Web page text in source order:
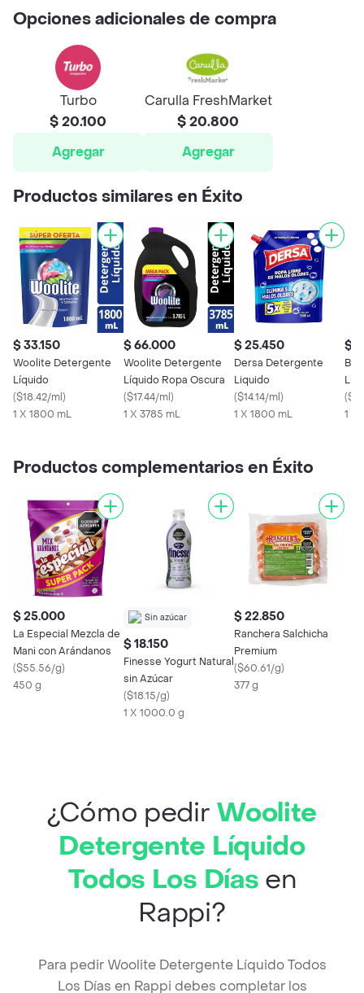
Opciones adicionales de compra
Turbo
$ 20.100
Agregar
Carulla FreshMarket
$ 20.800
Agregar
Productos similares en Éxito
$ 33.150
Woolite Detergente
Líquido
($18.42/ml)
1 X 1800 mL
$ 66.000
Woolite Detergente
Líquido Ropa Oscura
($17.44/ml)
1 X 3785 mL
$ 25.450
Dersa Detergente
Liquido
($14.14/ml)
1 X 1800 mL
$
(
1 X
Productos complementarios en Éxito
$ 25.000
La Especial Mezcla de
Mani con Arándanos
($55.56/g)
450 g
Sin azúcar
$ 18.150
Finesse Yogurt Natural
sin Azúcar
($18.15/g)
1 X 1000.0 g
$ 22.850
Ranchera Salchicha
Premium
($60.61/g)
377 g
¿Cómo pedir Woolite
Detergente Líquido
Todos Los Días en
Rappi?
Para pedir Woolite Detergente Líquido Todos
Los Días en Rappi debes completar los